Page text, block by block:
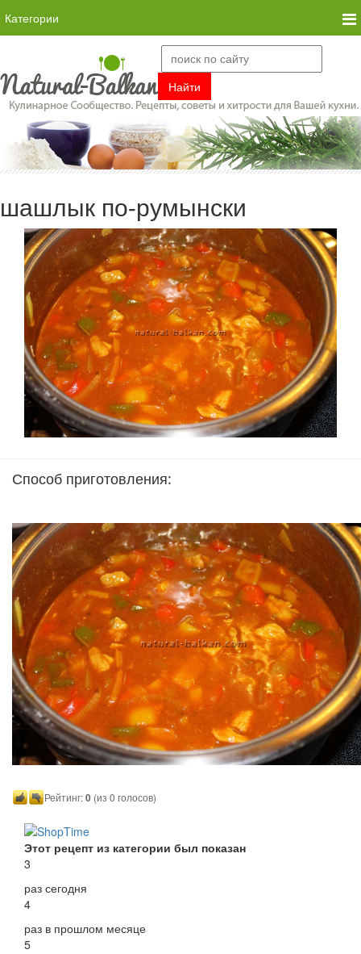
Категории
шашлык по-румынски
Способ приготовления:
Рейтинг:0 (из 0 голосов)
Этот рецепт из категории был показан
3
раз сегодня
4
раз в прошлом месяце
5